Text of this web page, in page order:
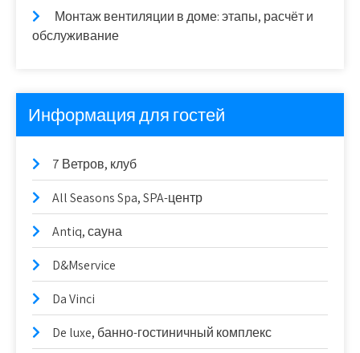
Монтаж вентиляции в доме: этапы, расчёт и
обслуживание
Информация для гостей
7 Ветров, клуб
All Seasons Spa, SPA-центр
Antiq, сауна
D&Mservice
Da Vinci
De luxe, банно-гостиничный комплекс